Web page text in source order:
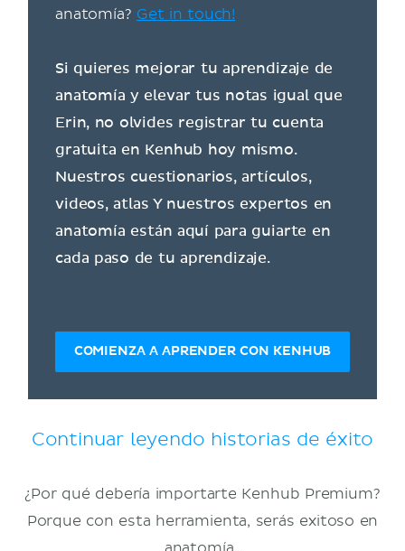
anatomía? Get in touch!
Si quieres mejorar tu aprendizaje de
anatomía y elevar tus notas igual que
Erin, no olvides registrar tu cuenta
gratuita en Kenhub hoy mismo.
Nuestros cuestionarios, artículos,
videos, atlas Y nuestros expertos en
anatomía están aquí para guiarte en
cada paso de tu aprendizaje.
COMIENZA A APRENDER CON KENHUB
Continuar leyendo historias de éxito
¿Por qué debería importarte Kenhub Premium?
Porque con esta herramienta, serás exitoso en